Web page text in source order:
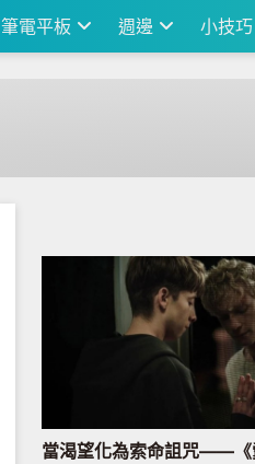
筆電平板 週邊 小技巧
當渴望化為索命詛咒——《